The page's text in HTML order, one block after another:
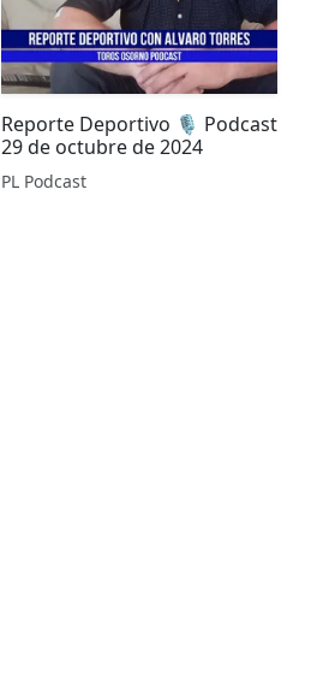
Reporte Deportivo 🎙️ Podcast
29 de octubre de 2024
PL Podcast